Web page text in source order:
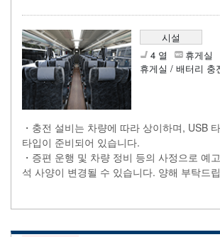
시설
4 열
휴게실
휴게실 / 배터리 충
・충전 설비는 차량에 따라 상이하며, USB
타입이 준비되어 있습니다.
・증편 운행 및 차량 정비 등의 사정으로 예
석 사양이 변경될 수 있습니다. 양해 부탁드